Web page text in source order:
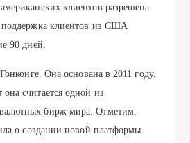
клиентов разрешена
поддержка клиентов из США
90 дней.
Она основана в 2011 году.
считается одной из
бирж мира. Отметим,
о создании новой платформы